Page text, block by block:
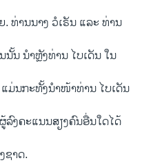
ທ່ານນາງ ວໍເຣັນ ແລະ ທ່ານ
ນັ້ນ ນຳຫຼັງ​ທ່ານ ໄບ​ເດັນ ໃນ​
ມ່ນກະທັ້ງນຳໜ້າທ່ານ ໄບເດັນ
ງຄະແນນສຽງຄົນອື່ນໃດໄດ້
ຊາດ.